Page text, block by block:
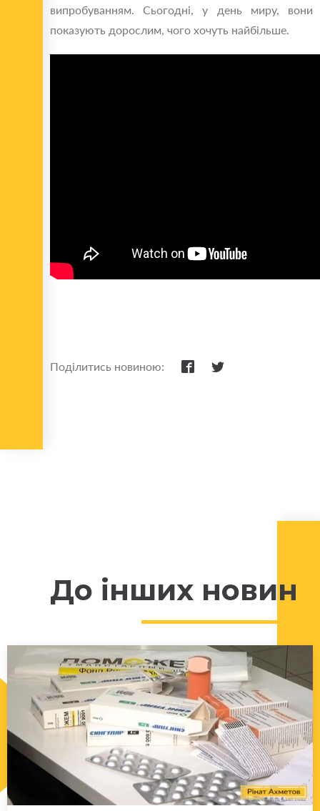
випробуванням. Сьогодні, у день миру, вони
показують дорослим, чого хочуть найбільше.
Поділитись новиною:
До інших новин